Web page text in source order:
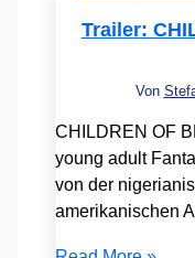
Trailer:
Von
CHILDREN OF
young adult
von der
amerikanischen